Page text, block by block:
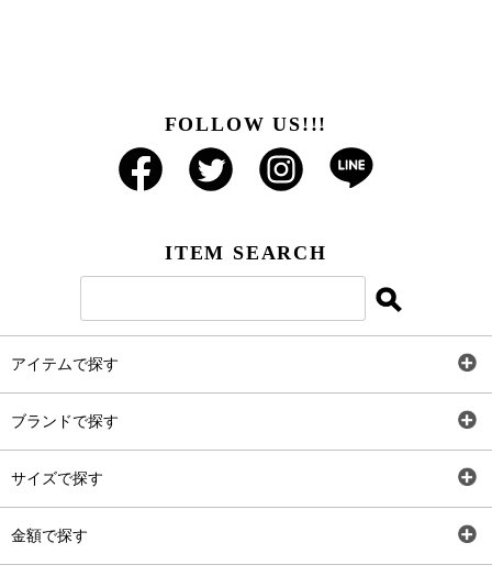
FOLLOW US!!!
ITEM SEARCH
アイテムで探す
ブランドで探す
サイズで探す
金額で探す